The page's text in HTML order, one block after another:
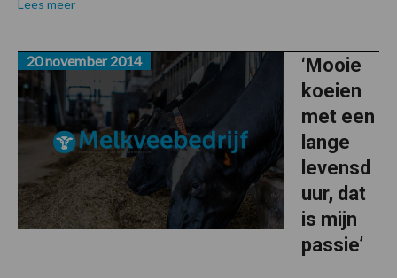
Lees meer
‘Mooie
koeien
met een
lange
levensd
uur, dat
is mijn
passie’
20 november 2014